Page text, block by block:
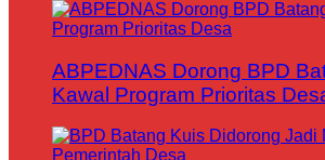
ABPEDNAS Dorong BPD
Kawal Program Prioritas